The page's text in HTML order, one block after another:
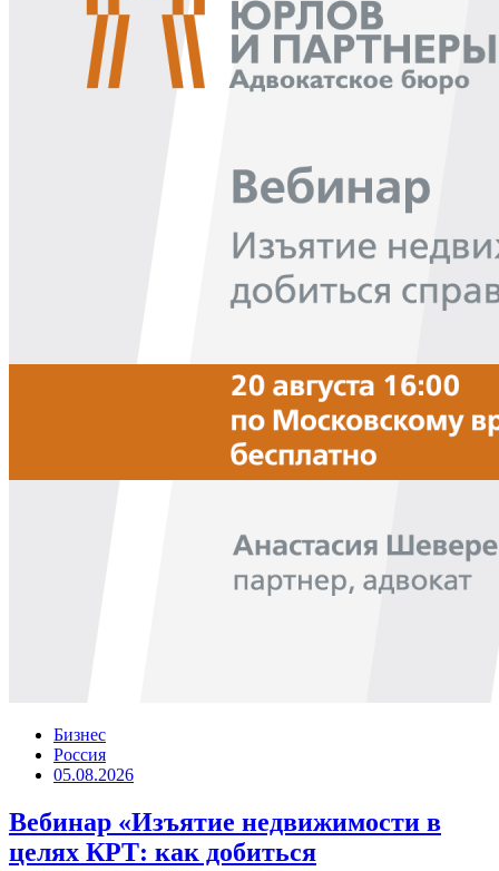
Бизнес
Россия
05.08.2026
Вебинар «Изъятие недвижимости в
целях КРТ: как добиться